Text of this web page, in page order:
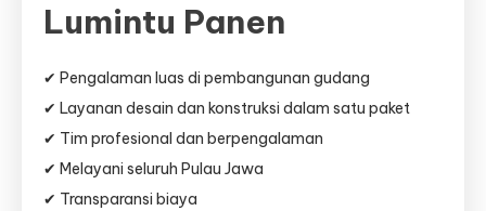
Lumintu Panen
✔ Pengalaman luas di pembangunan gudang
✔ Layanan desain dan konstruksi dalam satu paket
✔ Tim profesional dan berpengalaman
✔ Melayani seluruh Pulau Jawa
✔ Transparansi biaya